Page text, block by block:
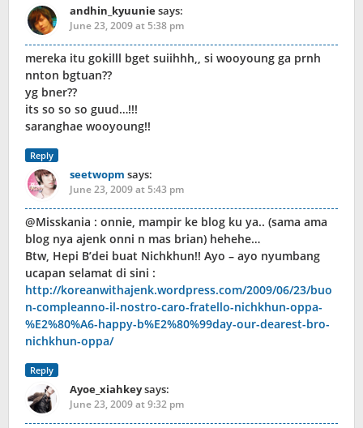
andhin_kyuuniesays:
June 23, 2009 at 5:38 pm
mereka itu gokilll bget suiihhh,, si wooyoung ga prnh
nnton bgtuan??
yg bner??
its so so so guud…!!!
saranghae wooyoung!!
Reply
seetwopm says:
June 23, 2009 at 5:43 pm
@Misskania : onnie, mampir ke blog ku ya.. (sama ama
blog nya ajenk onni n mas brian) hehehe…
Btw, Hepi B’dei buat Nichkhun!! Ayo – ayo nyumbang
ucapan selamat di sini :
http://koreanwithajenk.wordpress.com/2009/06/23/buo
n-compleanno-il-nostro-caro-fratello-nichkhun-oppa-
%E2%80%A6-happy-b%E2%80%99day-our-dearest-bro-
nichkhun-oppa/
Reply
Ayoe_xiahkeysays:
June 23, 2009 at 9:32 pm